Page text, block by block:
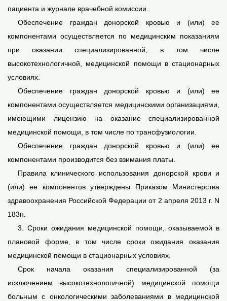
пациента и журнале врачебной комиссии.
Обеспечение граждан донорской кровью и (или) ее
компонентами осуществляется по медицинским показаниям
при оказании специализированной, в том числе
высокотехнологичной, медицинской помощи в стационарных
условиях.
Обеспечение граждан донорской кровью и (или) ее
компонентами осуществляется медицинскими организациями,
имеющими лицензию на оказание специализированной
медицинской помощи, в том числе по трансфузиологии.
Обеспечение граждан донорской кровью и (или) ее
компонентами производится без взимания платы.
Правила клинического использования донорской крови и
(или) ее компонентов утверждены Приказом Министерства
здравоохранения Российской Федерации от 2 апреля 2013 г. N
183н.
3. Сроки ожидания медицинской помощи, оказываемой в
плановой форме, в том числе сроки ожидания оказания
медицинской помощи в стационарных условиях.
Срок начала оказания специализированной (за
исключением высокотехнологичной) медицинской помощи
больным с онкологическими заболеваниями в медицинской